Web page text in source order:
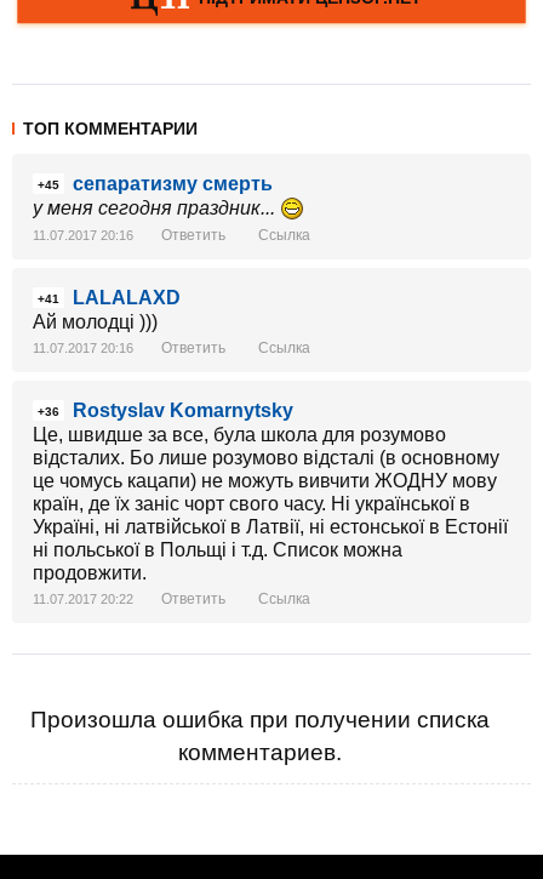
ТОП КОММЕНТАРИИ
+45
сепаратизму смерть
у меня сегодня праздник...
11.07.2017 20:16 Ответить Ссылка
+41
LALALAXD
Ай молодці )))
11.07.2017 20:16 Ответить Ссылка
+36
Rostyslav Komarnytsky
Це, швидше за все, була школа для розумово
відсталих. Бо лише розумово відсталі (в основному
це чомусь кацапи) не можуть вивчити ЖОДНУ мову
країн, де їх заніс чорт свого часу. Ні української в
Україні, ні латвійської в Латвії, ні естонської в Естонії
ні польської в Польщі і т.д. Список можна
продовжити.
11.07.2017 20:22 Ответить Ссылка
Произошла ошибка при получении списка
комментариев.